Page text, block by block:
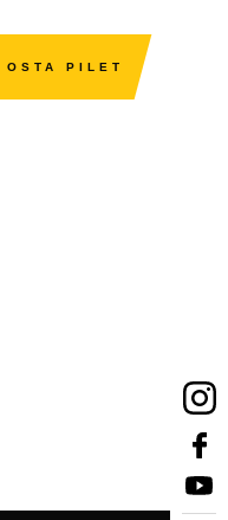
OSTA PILET